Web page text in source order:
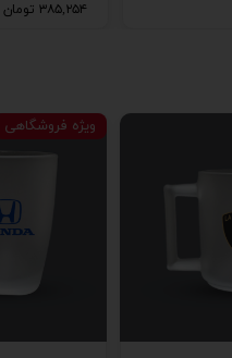
۳۸۵,۲۵۴ تومان
ویژه فروشگاهی